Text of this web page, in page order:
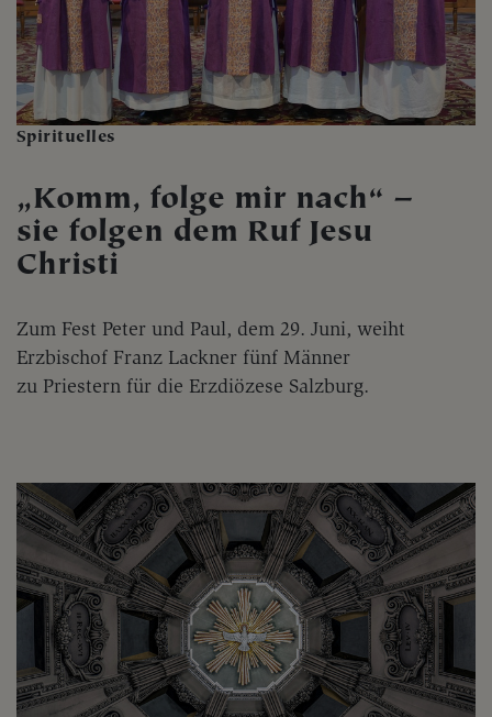
Spirituelles
„Komm, folge mir nach“ –
sie folgen dem Ruf Jesu
Christi
Zum Fest Peter und Paul, dem 29. Juni, weiht
Erzbischof Franz Lackner fünf Männer
zu Priestern für die Erzdiözese Salzburg.